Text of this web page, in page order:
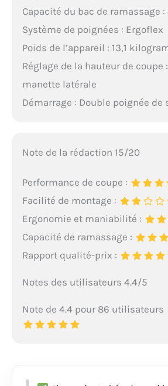
Capacité du bac de ramassage
Système de poignées : Ergoflex
Poids de l’appareil : 13,1
Réglage de la hauteur de coupe
manette latérale
Démarrage : Double poignée de
Note de la rédaction 15/20
Performance de coupe :
Facilité de montage :
Ergonomie et maniabilité :
Capacité de ramassage :
Rapport qualité-prix :
Notes des utilisateurs 4.4/5
Note de 4.4 pour 86 utilisateurs